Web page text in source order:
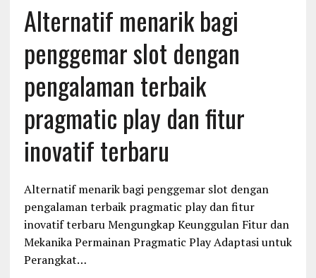
Alternatif menarik bagi
penggemar slot dengan
pengalaman terbaik
pragmatic play dan fitur
inovatif terbaru
Alternatif menarik bagi penggemar slot dengan
pengalaman terbaik pragmatic play dan fitur
inovatif terbaru Mengungkap Keunggulan Fitur dan
Mekanika Permainan Pragmatic Play Adaptasi untuk
Perangkat…